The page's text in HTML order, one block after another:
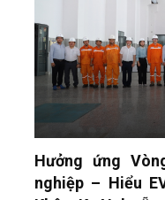
Hưởng ứng
nghiệp – Hiểu